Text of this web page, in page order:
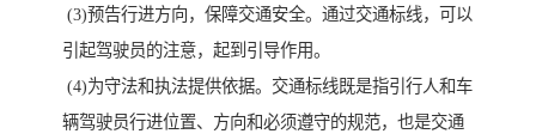
(3)预告行进方向，保障交通安全。通过交通标线，可以
引起驾驶员的注意，起到引导作用。
(4)为守法和执法提供依据。交通标线既是指引行人和车
辆驾驶员行进位置、方向和必须遵守的规范，也是交通